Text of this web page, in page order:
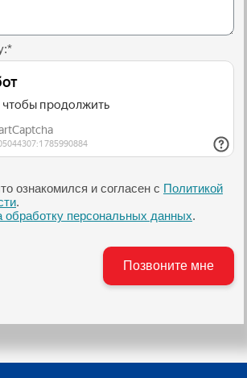
*
ознакомился и согласен с Политикой
.
обработку персональных данных.